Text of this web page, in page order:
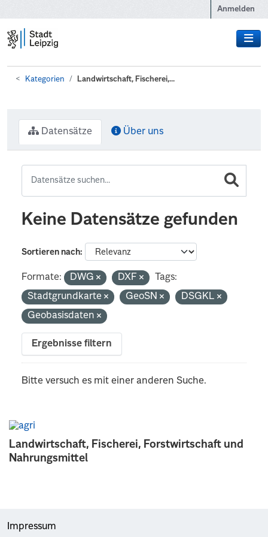
Anmelden
Kategorien Landwirtschaft, Fischerei,...
Landwirtschaft, Fischerei, Forstwirtschaft und
Nahrungsmittel
Datensätze Über uns
Keine Datensätze gefunden
Sortieren nach
Formate: DWG DXF
Tags:
Stadtgrundkarte
GeoSN
DSGKL
Geobasisdaten
Ergebnisse filtern
Bitte versuch es mit einer anderen Suche.
Impressum